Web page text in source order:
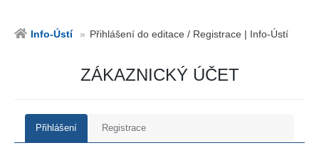
Info-Ústí Přihlášení do editace / Registrace | Info-Ústí
ZÁKAZNICKÝ ÚČET
Přihlášení Registrace